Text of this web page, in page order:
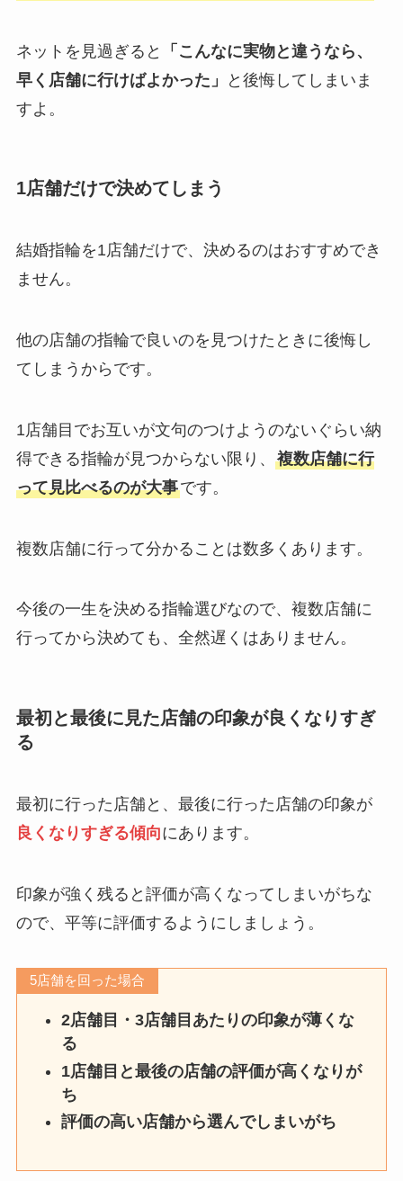
ネットを見過ぎると
「こんなに実物と違うなら、
早く店舗に行けばよかった」
と後悔してしまいま
すよ。
1店舗だけで決めてしまう
結婚指輪を1店舗だけで、決めるのはおすすめでき
ません。
他の店舗の指輪で良いのを見つけたときに後悔し
てしまうからです。
1店舗目でお互いが文句のつけようのないぐらい納
得できる指輪が見つからない限り、 複数店舗に行
って見比べるのが大事です。
複数店舗に行って分かることは数多くあります。
今後の一生を決める指輪選びなので、複数店舗に
行ってから決めても、全然遅くはありません。
最初と最後に見た店舗の印象が良くなりすぎ
る
最初に行った店舗と、最後に行った店舗の印象が
良くなりすぎる傾向にあります。
印象が強く残ると評価が高くなってしまいがちな
ので、平等に評価するようにしましょう。
5店舗を回った場合
2店舗目・3店舗目あたりの印象が薄くな
る
1店舗目と最後の店舗の評価が高くなりが
ち
評価の高い店舗から選んでしまいがち